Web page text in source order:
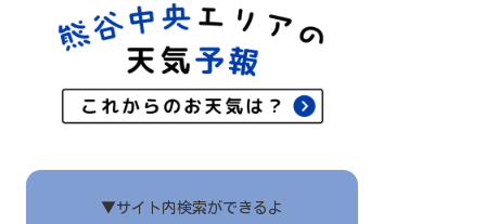
▼サイト内検索ができるよ